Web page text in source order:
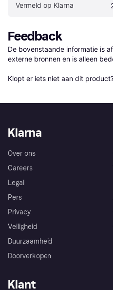
Vermeld op Klarna
Feedback
De bovenstaande informatie is
externe bronnen en is alleen
Klopt er iets niet aan dit
Klarna
Over ons
Careers
Legal
Pers
Privacy
Veiligheid
Duurzaamheid
Doorverkopen
Klant